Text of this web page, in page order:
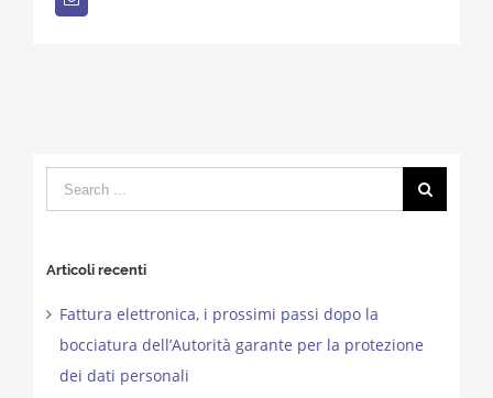
Search
for:
Articoli recenti
Fattura elettronica, i prossimi passi dopo la
bocciatura dell’Autorità garante per la protezione
dei dati personali